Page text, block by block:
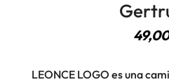
LEONCE LOGO es una